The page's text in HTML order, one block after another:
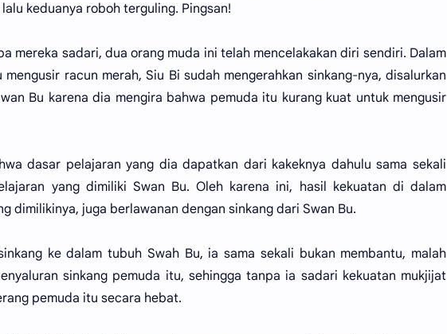
keduanya roboh terguling. Pingsan!
mereka sadari, dua orang muda ini telah mencelakakan diri sendiri. Dalam
mengusir racun merah, Siu Bi sudah mengerahkan sinkang-nya, disalurkan
Bu karena dia mengira bahwa pemuda itu kurang kuat untuk mengusir
dasar pelajaran yang dia dapatkan dari kakeknya dahulu sama sekali
yang dimiliki Swan Bu. Oleh karena ini, hasil kekuatan di dalam
dimilikinya, juga berlawanan dengan sinkang dari Swan Bu.
ke dalam tubuh Swah Bu, ia sama sekali bukan membantu, malah
sinkang pemuda itu, sehingga tanpa ia sadari kekuatan mukjijat
pemuda itu secara hebat.